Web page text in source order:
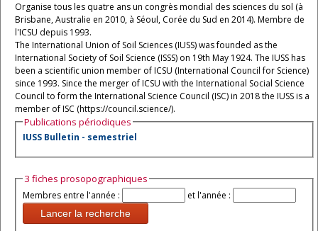
Organise tous les quatre ans un congrès mondial des sciences du sol (à
Brisbane, Australie en 2010, à Séoul, Corée du Sud en 2014). Membre de
l'ICSU depuis 1993.
The International Union of Soil Sciences (IUSS) was founded as the
International Society of Soil Science (ISSS) on 19th May 1924. The IUSS has
been a scientific union member of ICSU (International Council for Science)
since 1993. Since the merger of ICSU with the International Social Science
Council to form the International Science Council (ISC) in 2018 the IUSS is a
member of ISC (https://council.science/).
Publications périodiques
IUSS Bulletin - semestriel
3 fiches prosopographiques
Membres entre l'année : et l'année :
Lancer la recherche